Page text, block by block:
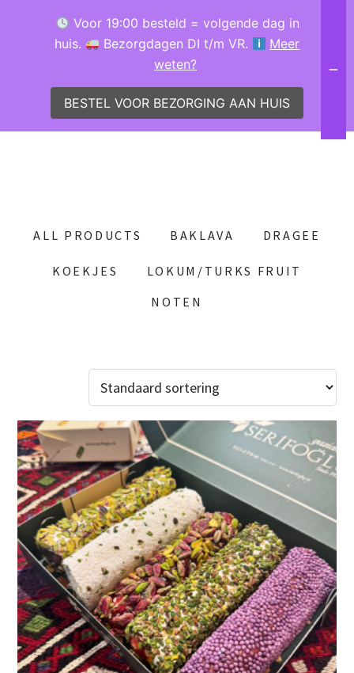
ALL PRODUCTS BAKLAVA DRAGEE
KOEKJES
LOKUM/TURKS FRUIT
NOTEN
Voor 19:00 besteld = volgende dag in
huis.
Bezorgdagen DI t/m VR.
Meer
weten?
BESTEL VOOR BEZORGING AAN HUIS